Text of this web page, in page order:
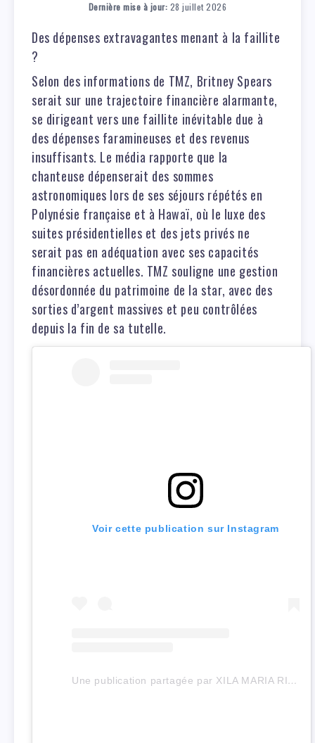
Dernière mise à jour: 28 juillet 2026
Des dépenses extravagantes menant à la faillite
?
Selon des informations de TMZ, Britney Spears
serait sur une trajectoire financière alarmante,
se dirigeant vers une faillite inévitable due à
des dépenses faramineuses et des revenus
insuffisants. Le média rapporte que la
chanteuse dépenserait des sommes
astronomiques lors de ses séjours répétés en
Polynésie française et à Hawaï, où le luxe des
suites présidentielles et des jets privés ne
serait pas en adéquation avec ses capacités
financières actuelles. TMZ souligne une gestion
désordonnée du patrimoine de la star, avec des
sorties d’argent massives et peu contrôlées
depuis la fin de sa tutelle.
Voir cette publication sur Instagram
Une publication partagée par XILA MARIA RIVER RED (@britneyspears)